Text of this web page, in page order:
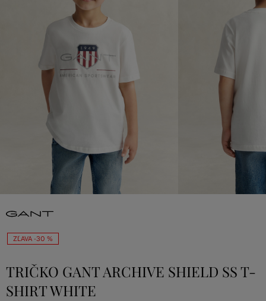
ZĽAVA -30 %
TRIČKO GANT ARCHIVE SHIELD SS T-
SHIRT WHITE